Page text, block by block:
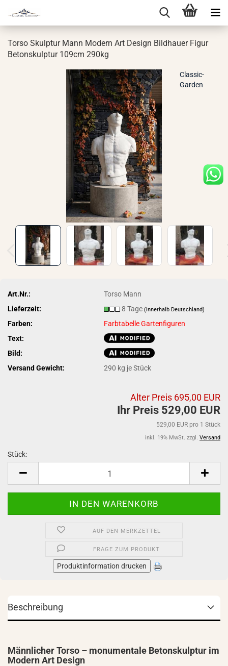
Torso Skulp­tur Mann Mo­dern Art De­sign Bild­hau­er Figur
Be­ton­skulp­tur 109cm 290kg
Classic-
Garden
Art.Nr.:
Torso Mann
Lieferzeit:
8 Tage(innerhalb Deutschland)
Farben:
Farbtabelle Gartenfiguren
Text:
Bild:
Versand Gewicht:
290 kg je Stück
Alter Preis 695,00 EUR
Ihr Preis 529,00 EUR
529,00 EUR pro 1 Stück
inkl. 19% MwSt. zzgl. Versand
Stück:
AUF DEN MERKZETTEL
FRAGE ZUM PRODUKT
Produktinformation drucken
Beschreibung
Männlicher Torso – monumentale Betonskulptur im
Modern Art Design